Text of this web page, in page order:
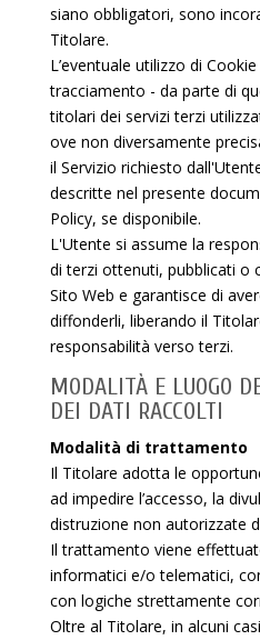
siano obbligatori, sono
Titolare.
L’eventuale utilizzo di
tracciamento - da parte di
titolari dei servizi terzi
ove non diversamente
il Servizio richiesto
descritte nel presente
Policy, se disponibile.
L'Utente si assume la
di terzi ottenuti, pubblicati o
Sito Web e garantisce di
diffonderli, liberando il
responsabilità verso terzi.
MODALITÀ E LUOGO
DEI DATI RACCOLTI
Modalità di trattamento
Il Titolare adotta le
ad impedire l’accesso, la
distruzione non autorizzate
Il trattamento viene
informatici e/o telematici,
con logiche strettamente
Oltre al Titolare, in alcuni